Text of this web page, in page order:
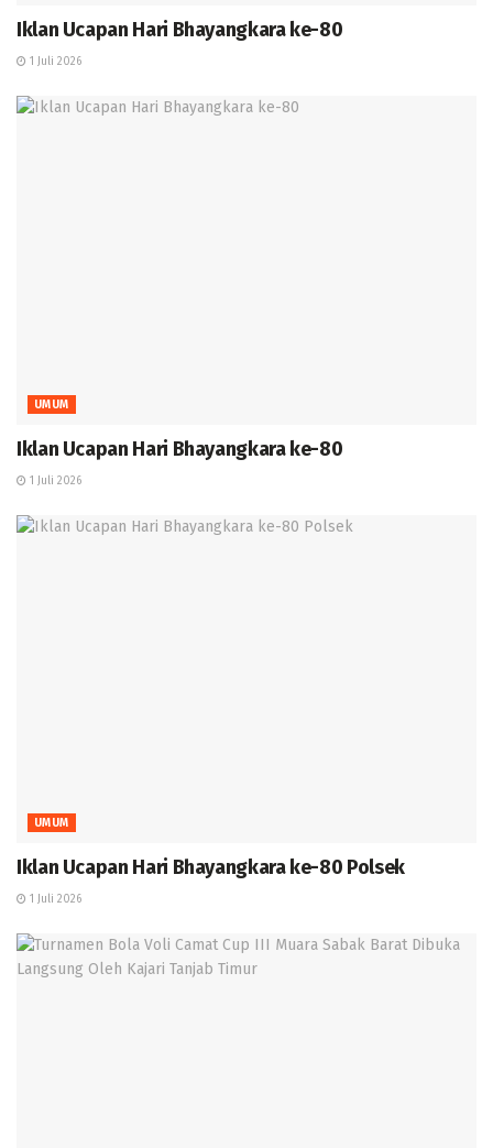
Iklan Ucapan Hari Bhayangkara ke-80
1 Juli 2026
UMUM
Iklan Ucapan Hari Bhayangkara ke-80
1 Juli 2026
UMUM
Iklan Ucapan Hari Bhayangkara ke-80 Polsek
1 Juli 2026